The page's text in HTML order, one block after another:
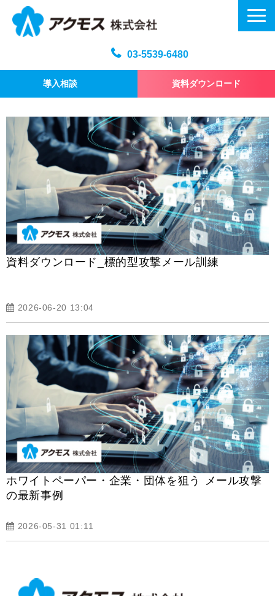
03-5539-6480
導入相談 資料ダウンロード
メール訓練トップ
機能・仕様
プラン・料金
よくある質問
記事
お問い合わせ
資料ダウンロード_標的型攻撃メール訓練
2026-06-20 13:04
ホワイトペーパー・企業・団体を狙う メール攻撃
の最新事例
2026-05-31 01:11